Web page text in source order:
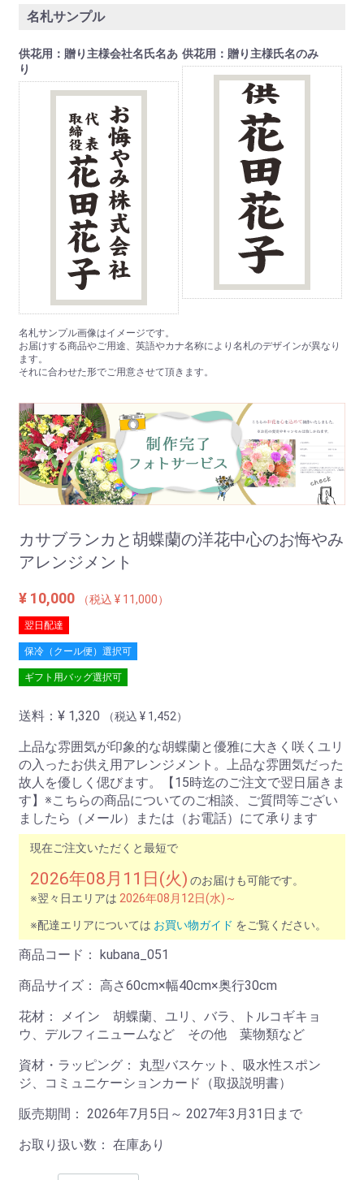
名札サンプル
供花用：贈り主様会社名氏名あ
り
供花用：贈り主様氏名のみ
名札サンプル画像はイメージです。
お届けする商品やご用途、英語やカナ名称により名札のデザインが異なり
ます。
それに合わせた形でご用意させて頂きます。
カサブランカと胡蝶蘭の洋花中心のお悔やみ
アレンジメント
¥ 10,000 （税込 ¥ 11,000）
翌日配達
保冷（クール便）選択可
ギフト用バッグ選択可
送料： ¥ 1,320 （税込 ¥ 1,452）
上品な雰囲気が印象的な胡蝶蘭と優雅に大きく咲くユリ
の入ったお供え用アレンジメント。上品な雰囲気だった
故人を優しく偲びます。【15時迄のご注文で翌日届きま
す】※こちらの商品についてのご相談、ご質問等ござい
ましたら（メール）または（お電話）にて承ります
現在ご注文いただくと最短で
2026年08月11日(火) のお届けも可能です。
※翌々日エリアは 2026年08月12日(水)～
※配達エリアについては お買い物ガイド をご覧ください。
商品コード： kubana_051
商品サイズ： 高さ60cm×幅40cm×奥行30cm
花材：
メイン 胡蝶蘭、ユリ、バラ、トルコギキョ
ウ、デルフィニュームなど その他 葉物類など
資材・ラッピング： 丸型バスケット、吸水性スポン
ジ、コミュニケーションカード（取扱説明書）
販売期間： 2026年7月5日～ 2027年3月31日まで
お取り扱い数： 在庫あり